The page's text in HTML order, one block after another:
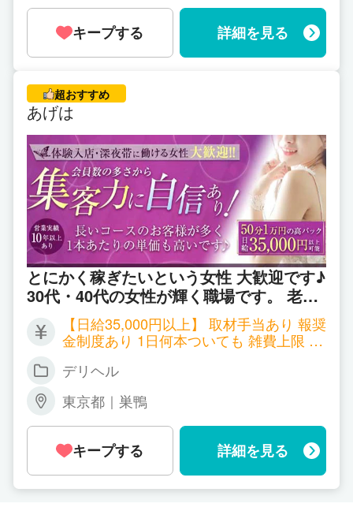
キープする 詳細を見る
超おすすめ
あげは
とにかく稼ぎたいという女性 大歓迎です♪
30代・40代の女性が輝く職場です。 老舗
会員制のお店で 圧倒的なお客様の数に 驚
かれること必至です♪
【日給35,000円以上】 取材手当あり 報奨
金制度あり 1日何本ついても 雑費上限 1,
デリヘル
東京都｜巣鴨
キープする 詳細を見る